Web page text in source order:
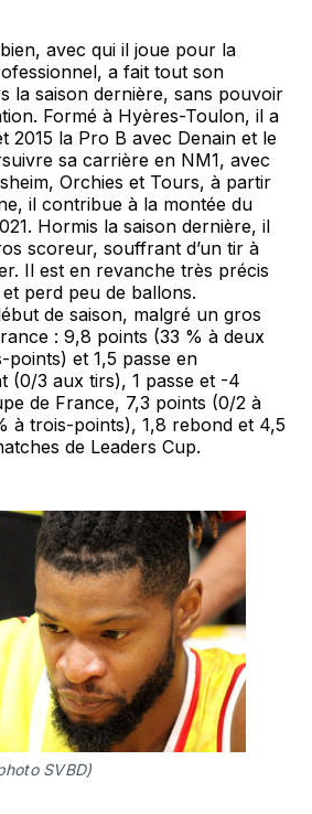
avec qui il joue pour la
a fait tout son
la saison dernière, sans pouvoir
Formé à Hyères-Toulon, il a
2015 la Pro B avec Denain et le
sa carrière en NM1, avec
Orchies et Tours, à partir
il contribue à la montée du
Hormis la saison dernière, il
scoreur, souffrant d’un tir à
Il est en revanche très précis
perd peu de ballons.
de saison, malgré un gros
: 9,8 points (33 % à deux
et 1,5 passe en
(0/3 aux tirs), 1 passe et -4
de France, 7,3 points (0/2 à
à trois-points), 1,8 rebond et 4,5
de Leaders Cup.
SVBD)